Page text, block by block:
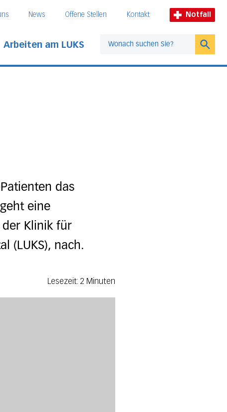
News Offene Stellen Kontakt Notfall
Arbeiten am LUKS
das
eine
der Klinik für
(LUKS), nach.
Lesezeit: 2 Minuten